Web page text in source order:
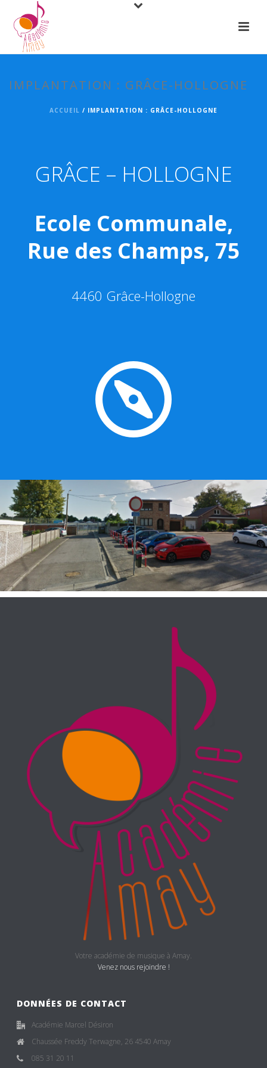
IMPLANTATION : GRÂCE-HOLLOGNE
ACCUEIL / IMPLANTATION : GRÂCE-HOLLOGNE
GRÂCE – HOLLOGNE
Ecole Communale,
Rue des Champs, 75
4460 Grâce-Hollogne
Votre académie de musique à Amay.
Venez nous rejoindre !
DONNÉES DE CONTACT
Académie Marcel Désiron
Chaussée Freddy Terwagne, 26 4540 Amay
085 31 20 11